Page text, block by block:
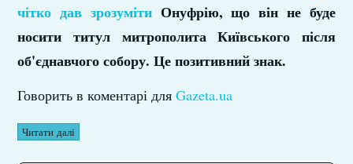
чітко дав зрозуміти Онуфрію, що він не буде
носити титул митрополита Київського після
об'єднавчого собору. Це позитивний знак.
Говорить в коментарі дляGazeta.ua
Читати далі